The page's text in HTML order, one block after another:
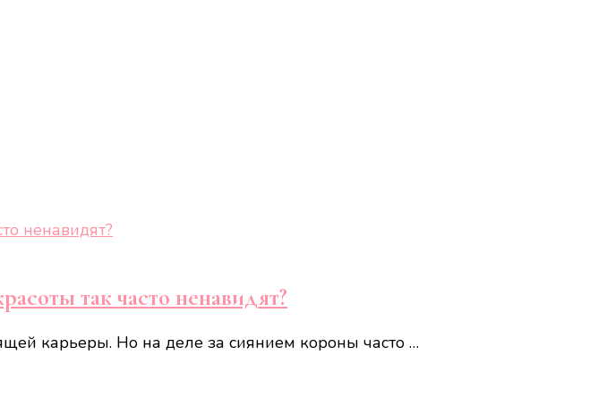
так часто ненавидят?
карьеры. Но на деле за сиянием короны часто …